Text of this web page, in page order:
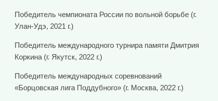
Победитель чемпионата России по вольной борьбе (г.
Улан-Удэ, 2021 г.)
Победитель международного турнира памяти Дмитрия
Коркина (г. Якутск, 2022 г.)
Победитель международных соревнований
«Борцовская лига Поддубного» (г. Москва, 2022 г.)